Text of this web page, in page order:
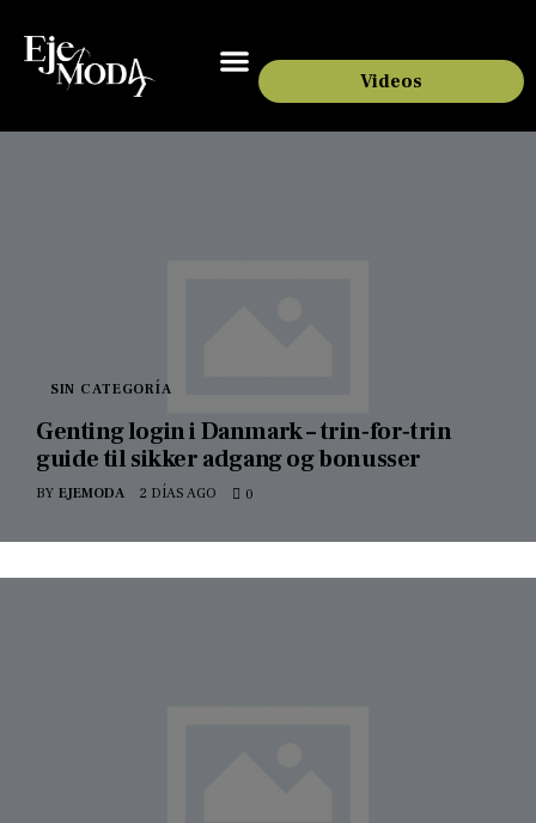
Videos
SIN CATEGORÍA
Genting login i Danmark – trin‑for‑trin
guide til sikker adgang og bonusser
BY EJEMODA 2 DÍAS AGO 0